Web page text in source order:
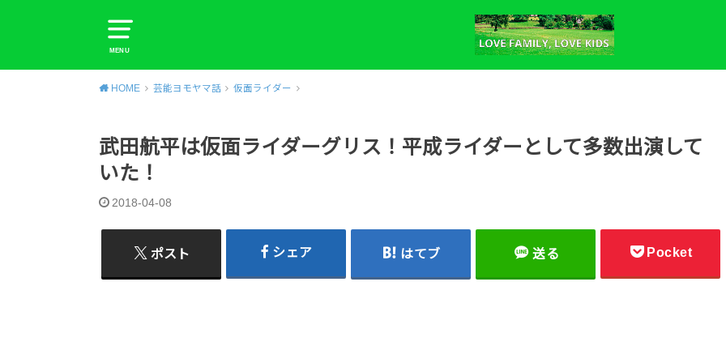
MENU
HOME 芸能ヨモヤマ話 仮面ライダー
武田航平は仮面ライダーグリス！平成ライダーとして多数出演して
いた！
2018-04-08
ポスト シェア はてブ 送る Pocket